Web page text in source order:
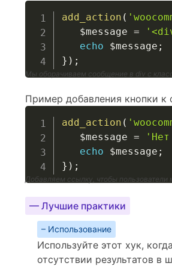
add_action (
$message =
echo
$message ;
} ) ;
Мы оборачиваем сообщение в div с
Пример добавления кнопки к
add_action (
$message =
echo
$message ;
} ) ;
Добавляем ссылку, чтобы пользователи
— Лучшие практики
– Использование
Используйте этот хук,
отсутствии результатов в